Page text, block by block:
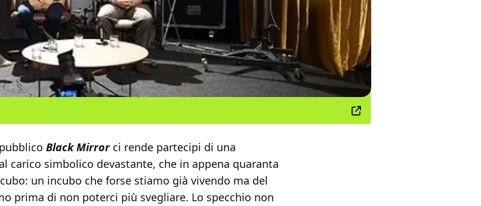
Black Mirrorci rende partecipi di una
carico simbolico devastante, che in appena quaranta
un incubo che forse stiamo già vivendo ma del
prima di non poterci più svegliare. Lo specchio non